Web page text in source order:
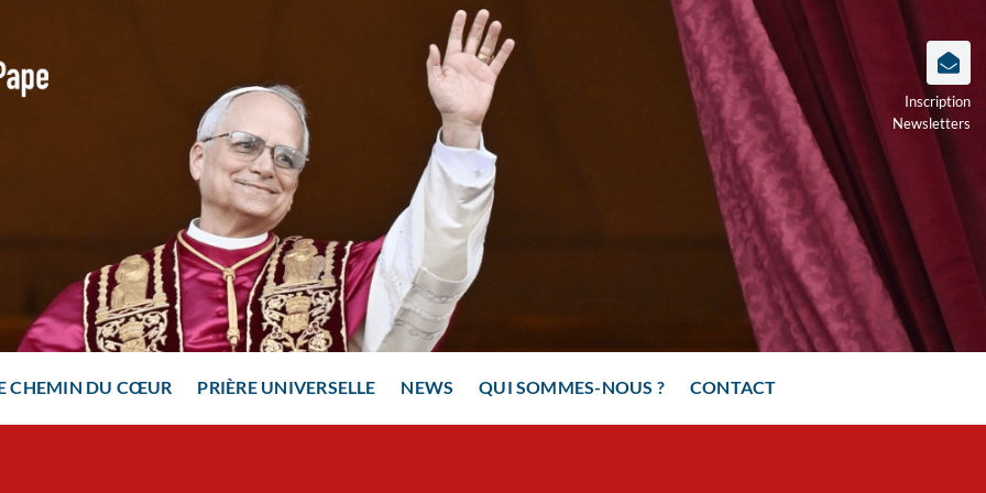
Inscription
Newsletters
CHEMIN DU CŒUR PRIÈRE UNIVERSELLE NEWS QUI SOMMES-NOUS ? CONTACT